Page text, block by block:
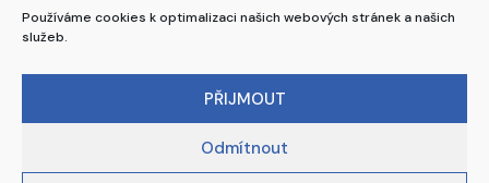
Používáme cookies k optimalizaci našich webových stránek a našich
služeb.
PŘIJMOUT
Odmítnout